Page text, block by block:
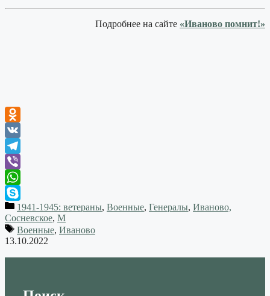
Подробнее на сайте «Иваново помнит!»
Odnoklassniki
VK
Telegram
Viber
WhatsApp
Skype1941-1945: ветераны, Военные, Генералы, Иваново,
Сосневское, М
Военные, Иваново
13.10.2022